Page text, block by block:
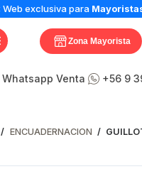
Web exclusiva para
Zona Mayorista
Whatsapp Venta +56 9
/ ENCUADERNACION /